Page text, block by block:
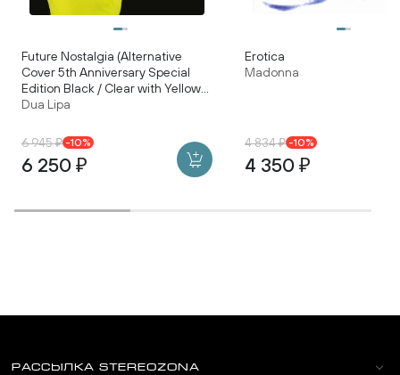
Dua Lipa
Future Nostalgia (Alternative
Cover 5th Anniversary Special
Edition Black / Clear with Yellow
Splatter Vinyl)
6 945 ₽ -10%
6 250 ₽
Madonna
Erotica
4 834 ₽ -10%
4 350 ₽
РАССЫЛКА STEREOZONA